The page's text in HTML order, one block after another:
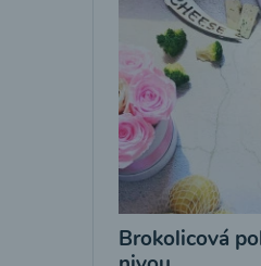
Brokolicová